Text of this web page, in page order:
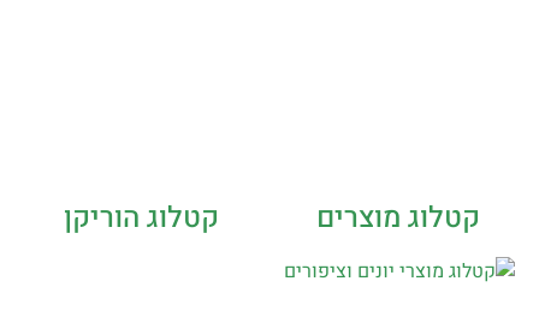
קטלוג מוצרים קטלוג הוריקן